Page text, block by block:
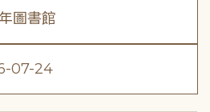
圖書館
07-24